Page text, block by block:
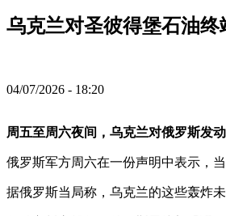
乌克兰对圣彼得堡石油
04/07/2026 - 18:20
周五至周六夜间，乌克兰对俄罗斯发
俄罗斯军方周六在一份声明中表示，
据俄罗斯当局称，乌克兰的这些轰炸